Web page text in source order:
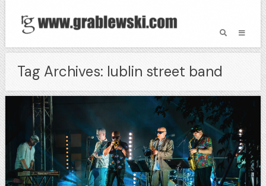
Tag Archives: lublin street band